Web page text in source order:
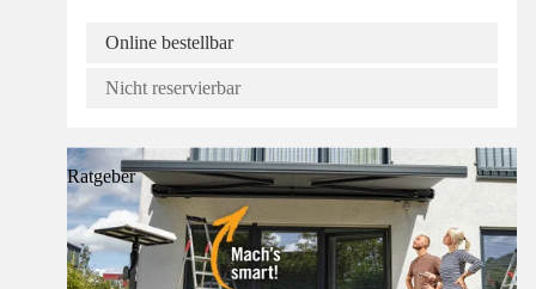
Online bestellbar
Nicht reservierbar
Ratgeber